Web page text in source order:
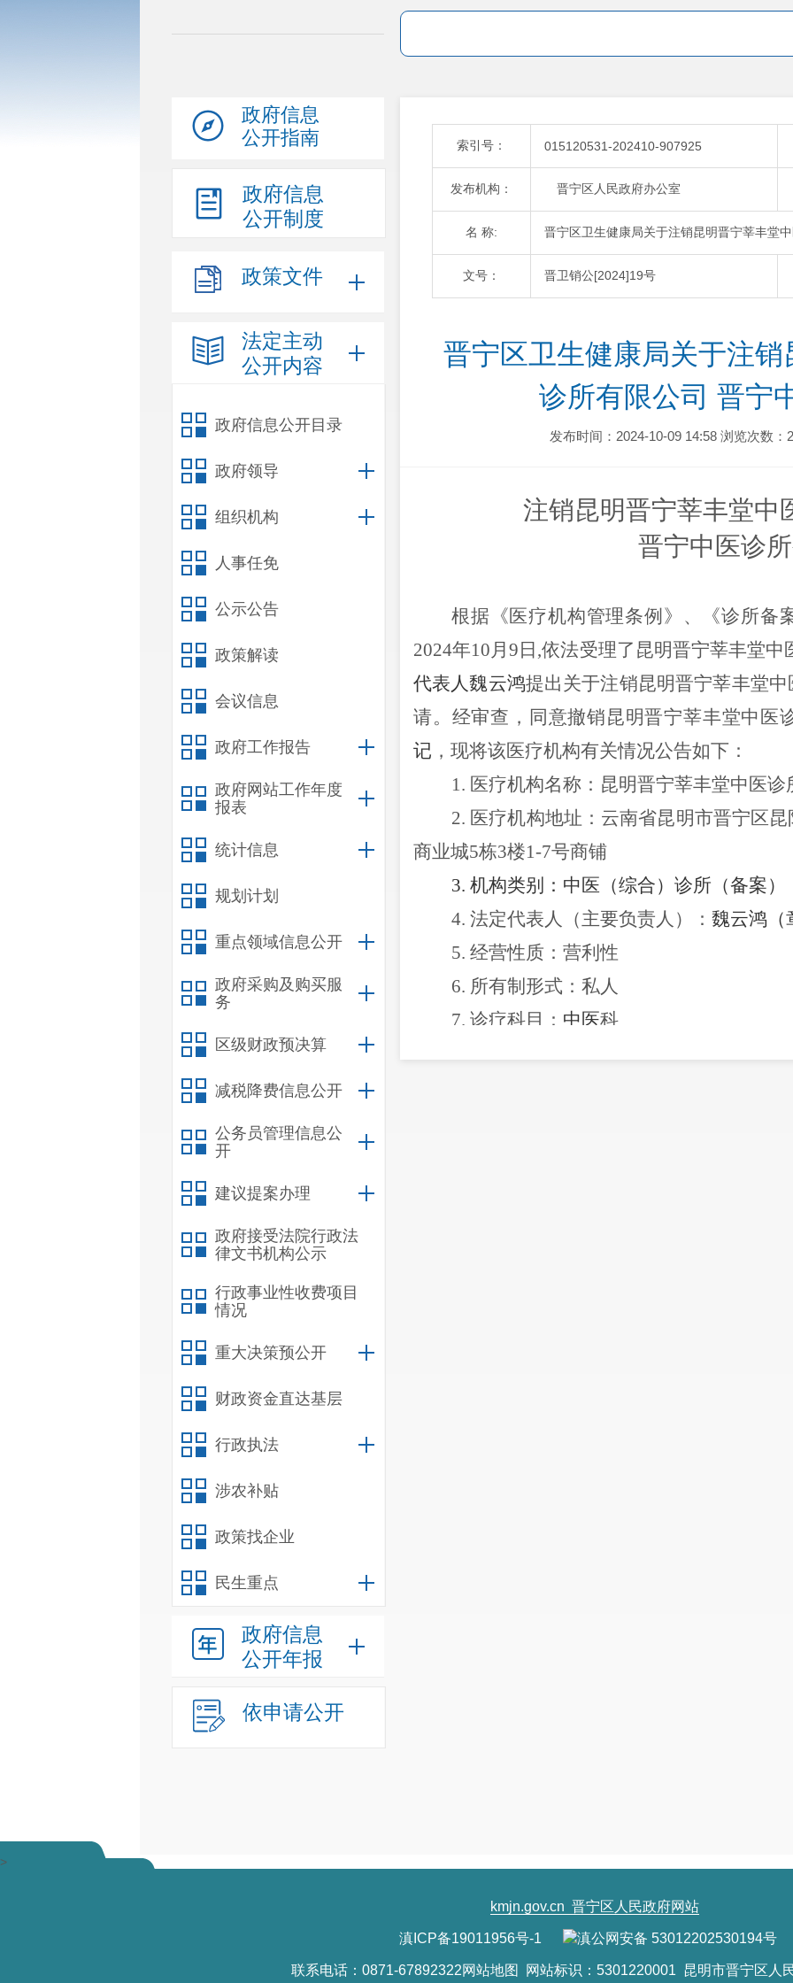
政府信息
公开指南
政府信息
公开制度
政策文件
法定主动
公开内容
政府信息公开目录
政府领导
组织机构
人事任免
公示公告
政策解读
会议信息
政府工作报告
政府网站工作年度
报表
统计信息
规划计划
重点领域信息公开
政府采购及购买服
务
区级财政预决算
减税降费信息公开
公务员管理信息公
开
建议提案办理
政府接受法院行政法
律文书机构公示
行政事业性收费项目
情况
重大决策预公开
财政资金直达基层
行政执法
涉农补贴
政策找企业
民生重点
政府信息
公开年报
依申请公开
索引号： 015120531-202410-907925
发布机构： 晋宁区人民政府办公室
名 称: 晋宁区卫生健康局关于注销昆明晋宁莘丰堂
文号： 晋卫销公[2024]19号
晋宁区卫生健康局关于注
诊所有限公司 晋宁
发布时间：2024-10-09 14:58 浏览次数：
注销昆明晋宁莘丰堂中
晋宁中医诊
根据《医疗机构管理条例》 、《诊所备
2024年10月9日,依法受理了 昆明晋宁莘丰堂中
代表人魏云鸿提出关于注销昆明晋宁莘丰堂
请。经审查 ， 同意撤销昆明晋宁莘丰堂中医
记 ， 现将该医疗机构有关情况公告如下：
1. 医疗机构名称： 昆明晋宁莘丰堂中医
2. 医疗机构地址： 云南省昆明市晋宁区
商业城5栋3楼1-7号商铺
3. 机构类别：中医（综合） 诊所（备案）
4. 法定代表人（主要负责人 ） ： 魏云鸿 （
5. 经营性质：营利性
6. 所有制形式：私人
7. 诊疗科目 ： 中医科
>
kmjn.gov.cn 晋宁区人民政府网站
滇ICP备19011956号-1 滇公网安备 53012202530194号
联系电话：0871-67892322网站地图 网站标识：5301220001 昆明市晋宁区人